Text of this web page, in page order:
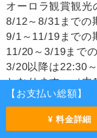
【お支払い総額】
¥ 料金詳細
オーロラ観賞観光
8/12～8/31までの
9/1～11/19までの
11/20～3/19まで
3/20以降は22:30
となります。（内
※気象条件等によ
更となる場合が